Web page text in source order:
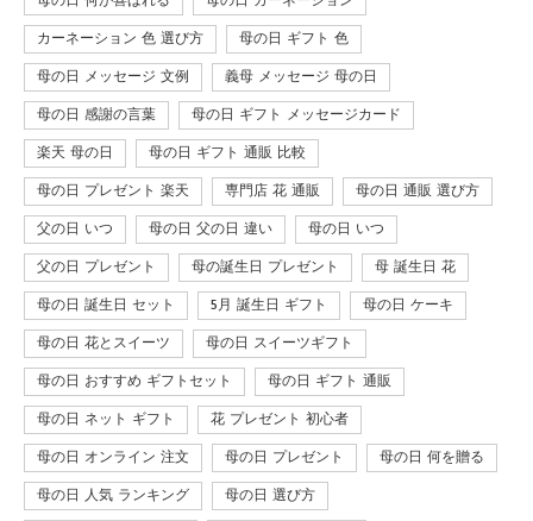
カーネーション 色 選び方 母の日 ギフト 色
母の日 メッセージ 文例 義母 メッセージ 母の日
母の日 感謝の言葉 母の日 ギフト メッセージカード
楽天 母の日 母の日 ギフト 通販 比較
母の日 プレゼント 楽天 専門店 花 通販 母の日 通販 選び方
父の日 いつ 母の日 父の日 違い 母の日 いつ
父の日 プレゼント 母の誕生日 プレゼント 母 誕生日 花
母の日 誕生日 セット 5月 誕生日 ギフト 母の日 ケーキ
母の日 花とスイーツ 母の日 スイーツギフト
母の日 おすすめ ギフトセット 母の日 ギフト 通販
母の日 ネット ギフト 花 プレゼント 初心者
母の日 オンライン 注文 母の日 プレゼント 母の日 何を贈る
母の日 人気 ランキング 母の日 選び方